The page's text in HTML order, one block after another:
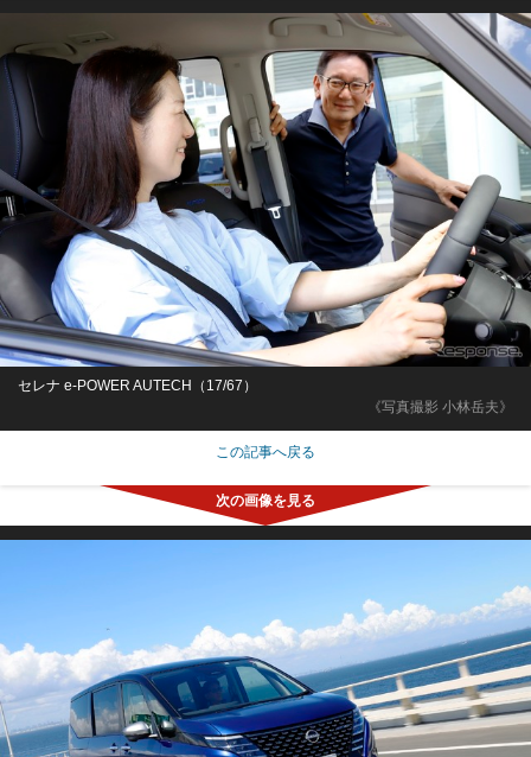
《写真撮影 小林岳夫》
セレナ e-POWER AUTECH（17/67）
この記事へ戻る